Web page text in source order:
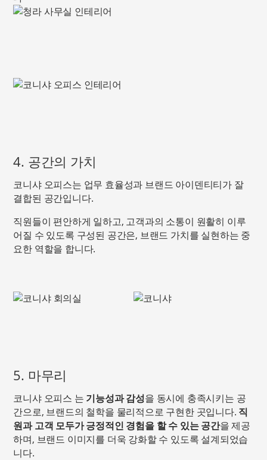
4. 공간의 가치
코니샤 오피스는 업무 효율성과 브랜드 아이덴티티가 잘
결합된 공간입니다.
직원들이 편안하게 일하고, 고객과의 소통이 원활히 이루
어질 수 있도록 구성된 공간은, 브랜드 가치를 실현하는 중
요한 역할을 합니다.
5. 마무리
코니샤 오피스 는 기능성과 감성을 동시에 충족시키는 공
간으로, 브랜드의 철학을 물리적으로 구현한 곳입니다. 직
원과 고객 모두가 긍정적인 경험을 할 수 있는 공간을 제공
하며, 브랜드 이미지를 더욱 강화할 수 있도록 설계되었습
니다.